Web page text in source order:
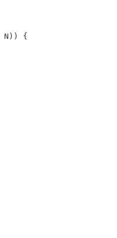
N ) ) {